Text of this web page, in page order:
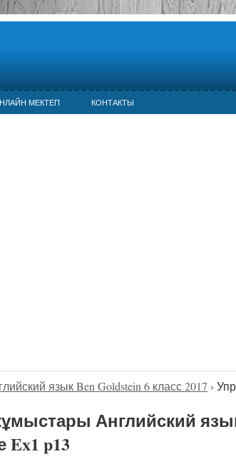
МЕКТЕП КОНТАКТЫ
язык Ben Goldstein 6 класс 2017 ›
Английский язык
p13